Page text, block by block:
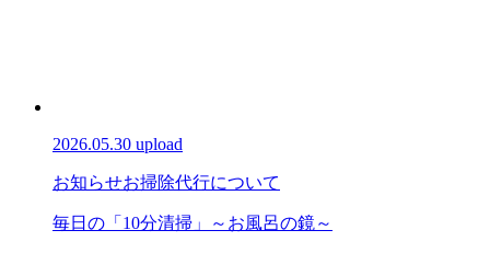
2026.05.30 upload
お知らせお掃除代行について
毎日の「10分清掃」～お風呂の鏡～